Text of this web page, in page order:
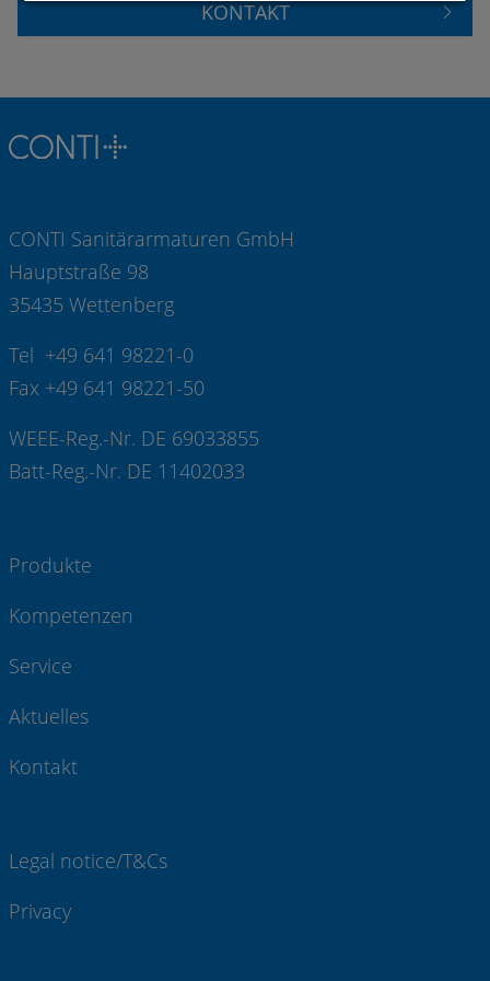
KONTAKT
CONTI Sanitärarmaturen GmbH
Hauptstraße 98
35435 Wettenberg
Tel +49 641 98221-0
Fax +49 641 98221-50
WEEE-Reg.-Nr. DE 69033855
Batt-Reg.-Nr. DE 11402033
Produkte
Kompetenzen
Service
Aktuelles
Kontakt
Legal notice/T&Cs
Privacy